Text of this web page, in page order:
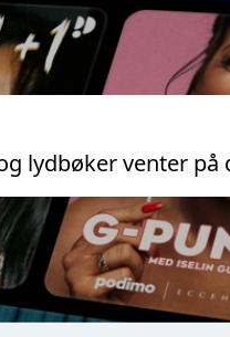
lydbøker venter på